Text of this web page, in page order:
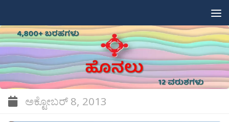
ಅಕ್ಟೋಬರ್ 8, 2013